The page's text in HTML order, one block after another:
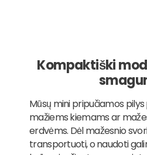
Kompaktiški
Mūsų mini pripučiamos
mažiems kiemams ar
erdvėms. Dėl mažesnio
transportuoti, o naudoti